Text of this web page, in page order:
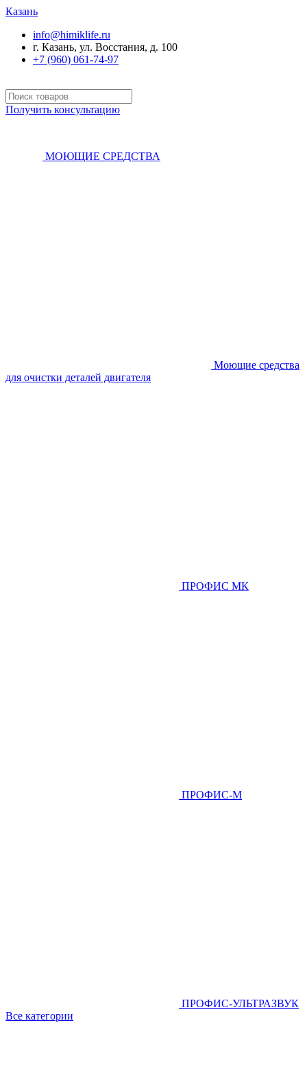
Казань
info@himiklife.ru
г. Казань, ул. Восстания, д. 100
+7 (960) 061-74-97
Получить консультацию
МОЮЩИЕ СРЕДСТВА
Моющие средства
для очистки деталей двигателя
ПРОФИС МК
ПРОФИС-М
ПРОФИС-УЛЬТРАЗВУК
Все категории